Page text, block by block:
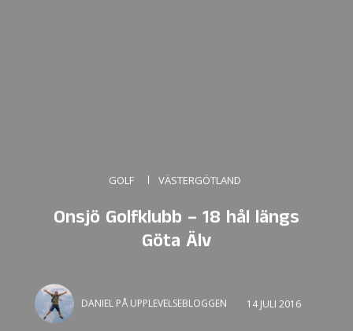
GOLF VÄSTERGÖTLAND
Onsjö Golfklubb – 18 hål längs
Göta Älv
DANIEL PÅ UPPLEVELSEBLOGGEN 14 JULI 2016